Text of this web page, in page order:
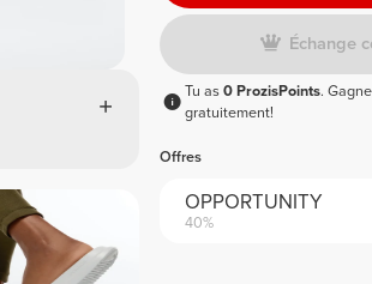
Échange
Tu as0 ProzisPoints.
gratuitement!
Offres
OPPORTUNITY
40%